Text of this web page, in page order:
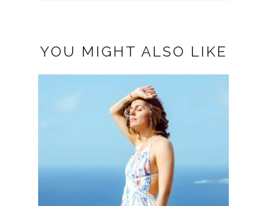
YOU MIGHT ALSO LIKE